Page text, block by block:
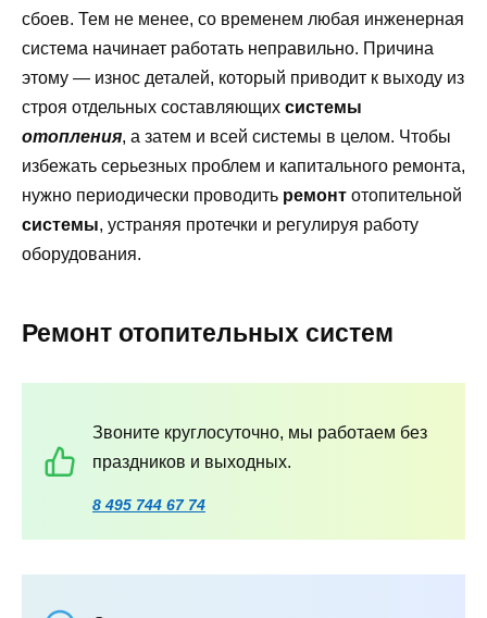
сбоев. Тем не менее, со временем любая инженерная
система начинает работать неправильно. Причина
этому — износ деталей, который приводит к выходу из
строя отдельных составляющих системы
отопления, а затем и всей системы в целом. Чтобы
избежать серьезных проблем и капитального ремонта,
нужно периодически проводить ремонт отопительной
системы, устраняя протечки и регулируя работу
оборудования.
Ремонт отопительных систем
Звоните круглосуточно, мы работаем без
праздников и выходных.
8 495 744 67 74